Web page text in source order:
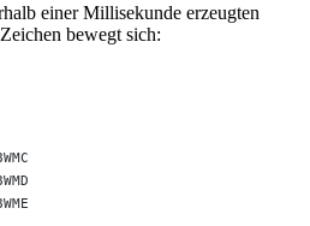
einer Millisekunde erzeugten
bewegt sich: